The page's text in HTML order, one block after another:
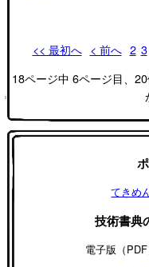
<< 最初へ < 前へ 2 3
18ページ中 6ページ目、
てきめ
技術書典
電子版（